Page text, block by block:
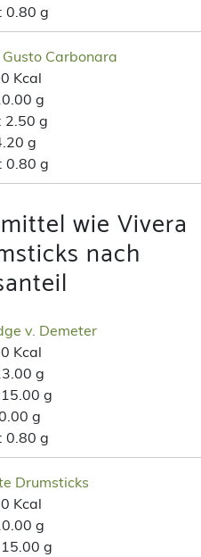
0.80 g
Carbonara
Kcal
g
2.50 g
g
0.80 g
wie Vivera
nach
v. Demeter
Kcal
g
15.00 g
g
0.80 g
Drumsticks
Kcal
g
15.00 g